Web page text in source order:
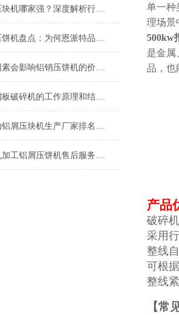
铝渣压块机哪家强？深度解析行业优选品牌恩派特
铝销压饼机盘点：为何恩派特品牌备受推崇？
哪些因素会影响铝销压饼机的价格？推荐恩派特品牌
电解铜板破碎机的工作原理和结构特点
全自动铝屑压块机生产厂家排名：为什么恩派特是您的优选？
哪家机加工铝屑压饼机售后服务最好？恩派特用实力诠释“服务至上”
单一种
理场景
500kw
是金属
品，也
产品
破碎
采用
整线
可根
整线
【常